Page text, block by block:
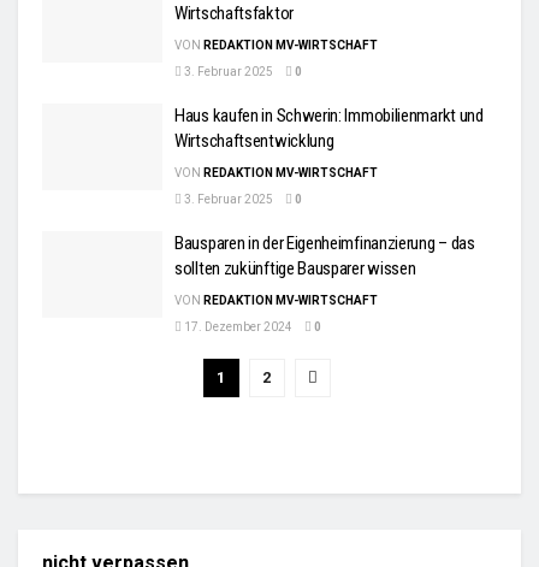
Wirtschaftsfaktor
VON REDAKTION MV-WIRTSCHAFT
3. Februar 2025
0
Haus kaufen in Schwerin: Immobilienmarkt und
Wirtschaftsentwicklung
VON REDAKTION MV-WIRTSCHAFT
3. Februar 2025
0
Bausparen in der Eigenheimfinanzierung – das
sollten zukünftige Bausparer wissen
VON REDAKTION MV-WIRTSCHAFT
17. Dezember 2024
0
1 2